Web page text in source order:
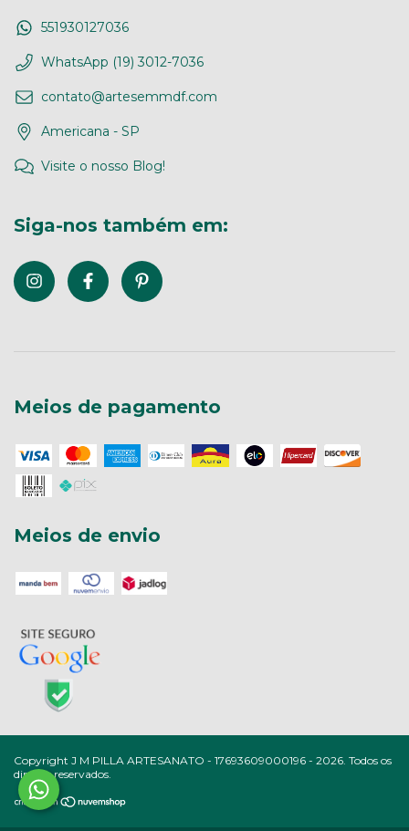
551930127036
WhatsApp (19) 3012-7036
contato@artesemmdf.com
Americana - SP
Visite o nosso Blog!
Siga-nos também em:
Meios de pagamento
Meios de envio
Copyright J M PILLA ARTESANATO - 17693609000196 - 2026. Todos os
direitos reservados.